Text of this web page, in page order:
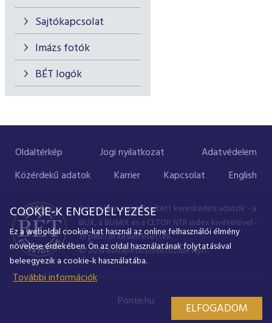
Sajtókapcsolat
Imázs fotók
BÉT logók
Oldaltérkép Jogi nyilatkozat
Adatvédelem
Közérdekű adatok
Karrier Kapcsolat English
A portálon megjelenített kereskedési adatok - a
BUX, a BUMIX és a CETOP NTR index kivételével -
15 perccel késleltetettek.
© 2019 Budapesti Értéktőzsde Nyrt.
Ponte.hu
COOKIE-K ENGEDÉLYEZÉSE
Ez a weboldal cookie-kat használ az online felhasználói élmény
növelése érdekében. Ön az oldal használatának folytatásával
beleegyezik a cookie-k használatába.
További információk
ELFOGADOM